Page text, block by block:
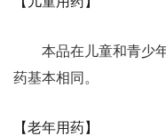
本品在儿童和青少
药基本相同。
【老年用药】